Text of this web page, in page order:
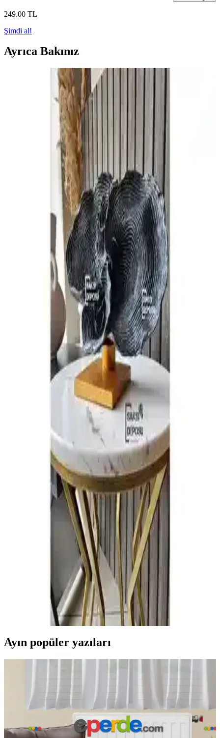
249.00 TL
Şimdi al!
Ayrıca Bakınız
Toka Organizerleri ile Ev Dekorasyonunda Şıklık ve
Düzeni Sağlama Yöntemleri
Toka organizerleri, evde düzeni sağlarken estetik katmanın en etkili
yollarından biridir. Çeşitli malzeme ve tasarımlarla, mutfak, banyo
ve yatak odası gibi alanlarda kullanılır, kaybolan küçük eşyaları
düzenler ve dekoratif görünüm sağlar.
Şık ve Sıcak Örme Battaniyelerin Kullanımında
Dikkat Edilmesi Gerekenler
Örme battaniyeler, estetik ve fonksiyonel açıdan ev dekorasyonunda
önemli yer tutar. Kaliteli malzeme ve doğru kullanım ile yaşam
alanlarınızı sıcak ve şık hale getirebilirsiniz.
Karaca Dantelli Battaniye ile Ev Dekorasyonunda
Zarif ve Şık Dokunuşlar
Karaca dantelli battaniye, şıklık ve fonksiyonelliği bir araya
getirerek yaşam alanlarınıza zarif bir dokunuş sağlar. Kaliteli
malzeme ve ince işçilikle tasarlanmış bu ürün, dekorasyonunuzu
Mermer Peçetelikler: Dayanıklı ve Estetik Ev
Dekorasyonunda Şık Seçenekler
Mermer peçetelikler, doğal taşların dayanıklılığı ve estetiğiyle ev
dekorasyonunda şıklık ve fonksiyonellik sunar. Farklı renk ve
desenleriyle mekanlara zarif bir hava katar.
Fonksiyonel Desenli Kupalar ve Ev Aksesuarlarıyla
Modern ve Estetik Dekorasyon
Estetik ve işlevselliği bir araya getiren desenli kupalar ve ev
aksesuarları, günlük yaşamı kolaylaştırırken şıklık katıyor. Dayanıklı
malzemelerle tasarlanmış ürünler, yaşam alanlarınızı güzelleştirir.
Konforlu Mavi Halı Örtüsü Modelleri: Estetik ve
Fonksiyonellik Sunan Seçenekler
Ev dekorasyonunda mavi halı örtüleri, estetik ve dayanıklılığıyla öne
çıkar. Farklı tarz ve malzeme seçenekleriyle, mekanlara sıcaklık ve
karakter kazandırır, kullanım kolaylığı sağlar.
Yazılı Dekoratif Yastıklar ile Modern Ev
Dekorasyonunda Şıklık ve Kişisel Dokunuşlar
Yazılı dekoratif yastıklar, modern evlerde kişisel tarzı yansıtan ve
estetikle fonksiyonelliği bir arada sunan önemli aksesuarlar arasında
Ev Dekorasyonunda Aksesuar ve Dekoratif
Objelerle Şıklık Yaratma Rehberi
Evinize şıklık katacak dekoratif objeler ve aksesuarlar, tarzınıza
uygun seçimlerle yaşam alanlarınızı kişisel ve estetik hale getirir.
Detaylara dikkat ederek fonksiyonelliği ve görselliği dengeleyin.
Ayın popüler yazıları